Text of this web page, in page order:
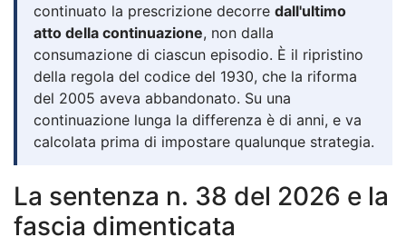
continuato la prescrizione decorre dall'ultimo
atto della continuazione, non dalla
consumazione di ciascun episodio. È il ripristino
della regola del codice del 1930, che la riforma
del 2005 aveva abbandonato. Su una
continuazione lunga la differenza è di anni, e va
calcolata prima di impostare qualunque strategia.
La sentenza n. 38 del 2026 e la
fascia dimenticata